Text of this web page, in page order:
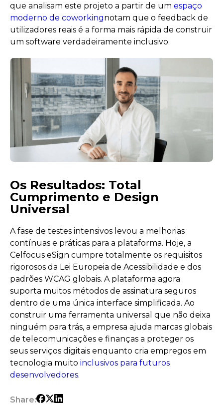
que analisam este projeto a partir de um espaço
moderno de coworkingnotam que o feedback de
utilizadores reais é a forma mais rápida de construir
um software verdadeiramente inclusivo.
Os Resultados: Total
Cumprimento e Design
Universal
A fase de testes intensivos levou a melhorias
contínuas e práticas para a plataforma. Hoje, a
Celfocus eSign cumpre totalmente os requisitos
rigorosos da Lei Europeia de Acessibilidade e dos
padrões WCAG globais. A plataforma agora
suporta muitos métodos de assinatura seguros
dentro de uma única interface simplificada. Ao
construir uma ferramenta universal que não deixa
ninguém para trás, a empresa ajuda marcas globais
de telecomunicações e finanças a proteger os
seus serviços digitais enquanto cria empregos em
tecnologia muito inclusivos para futuros
desenvolvedores.
Share: